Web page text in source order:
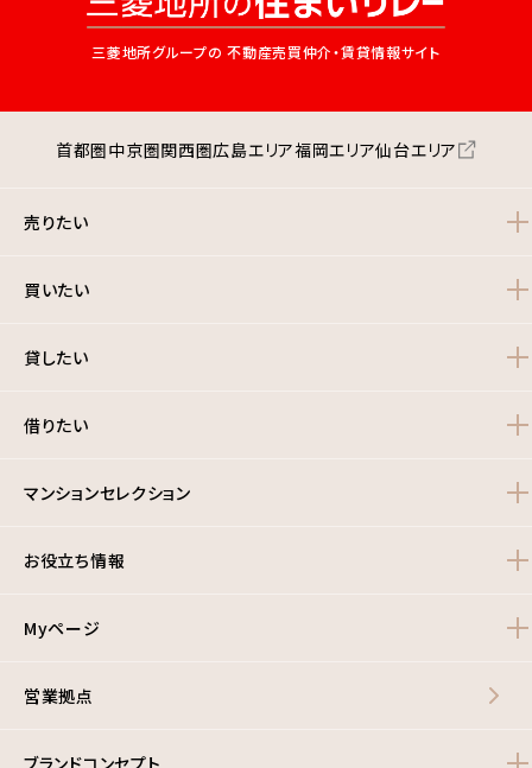
三菱地所グループの 不動産売買仲介・賃貸情報サイト
首都圏中京圏関西圏広島エリア福岡エリア仙台エリア
売りたい
買いたい
貸したい
借りたい
マンションセレクション
お役立ち情報
Myページ
営業拠点
ブランドコンセプト